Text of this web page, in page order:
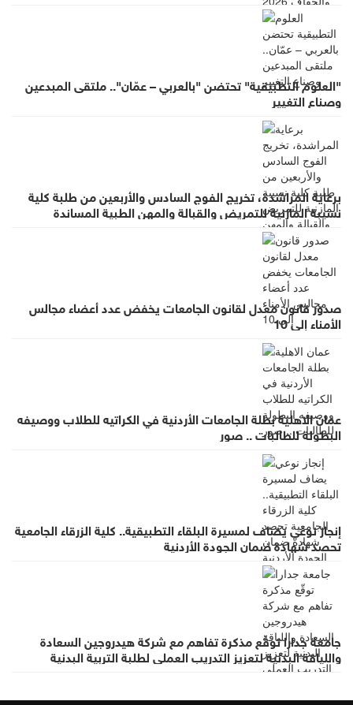
"العلوم التطبيقية" تحتضن "بالعربي – عمّان".. ملتقى المبدعين
وصناع التغيير
برعاية المراشدة، تخريج الفوج السادس والأربعين من طلبة كلية
نسيبة المازنية للتمريض والقبالة والمهن الطبية المساندة
صدور قانون معدل لقانون الجامعات يخفض عدد أعضاء مجالس
الأمناء إلى 10
عمان الاهلية بطلة الجامعات الأردنية في الكراتيه للطلاب ووصيفه
البطولة للطالبات .. صور
إنجاز نوعي يضاف لمسيرة البلقاء التطبيقية.. كلية الزرقاء الجامعية
تحصد شهادة ضمان الجودة الأردنية
جامعة جدارا توقّع مذكرة تفاهم مع شركة هيدروجين السعادة
واللياقة البدنية لتعزيز التدريب العملي لطلبة التربية البدنية